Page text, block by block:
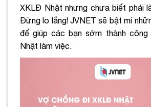
XKLĐ Nhật nhưng chưa biết phải
Đừng lo lắng! JVNET sẽ bật mí
để giúp các bạn sớm thành công
Nhật làm việc.